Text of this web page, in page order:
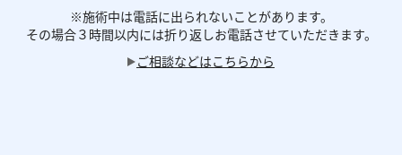
※施術中は電話に出られないことがあります。
その場合３時間以内には折り返しお電話させていただきます。
ご相談などはこちらから